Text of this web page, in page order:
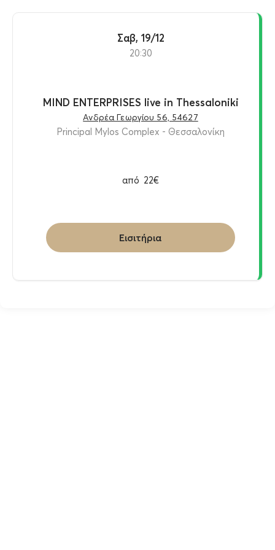
Σαβ, 19/12
20:30
MIND ENTERPRISES live in Thessaloniki
Ανδρέα Γεωργίου 56, 54627
Principal Mylos Complex - Θεσσαλονίκη
από 22€
Εισιτήρια